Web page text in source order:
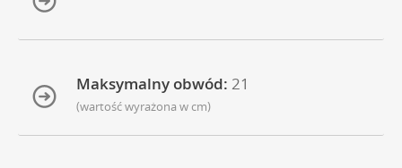
Maksymalny obwód: 21
(wartość wyrażona w cm)